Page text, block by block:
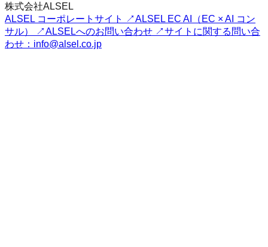
株式会社ALSEL
ALSEL コーポレートサイト ↗ALSEL EC AI（EC × AI コン
サル） ↗ALSELへのお問い合わせ ↗サイトに関する問い合
わせ：info@alsel.co.jp